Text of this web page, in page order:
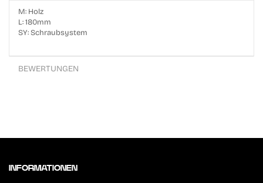
M: Holz
L: 180mm
SY: Schraubsystem
BEWERTUNGEN
INFORMATIONEN